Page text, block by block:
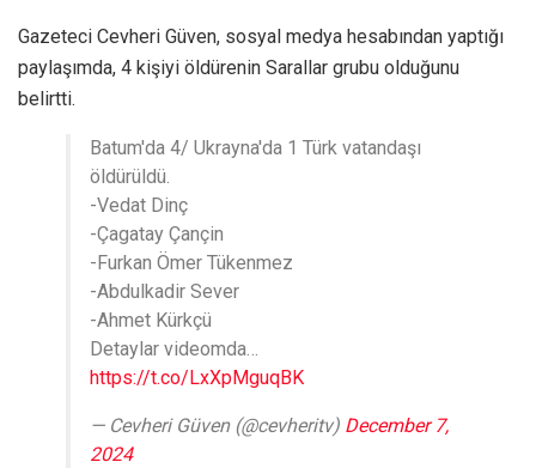
Gazeteci Cevheri Güven, sosyal medya hesabından yaptığı
paylaşımda, 4 kişiyi öldürenin Sarallar grubu olduğunu
belirtti.
Batum'da 4/ Ukrayna'da 1 Türk vatandaşı
öldürüldü.
-Vedat Dinç
-Çagatay Çançin
-Furkan Ömer Tükenmez
-Abdulkadir Sever
-Ahmet Kürkçü
Detaylar videomda…
https://t.co/LxXpMguqBK
— Cevheri Güven (@cevheritv) December 7,
2024